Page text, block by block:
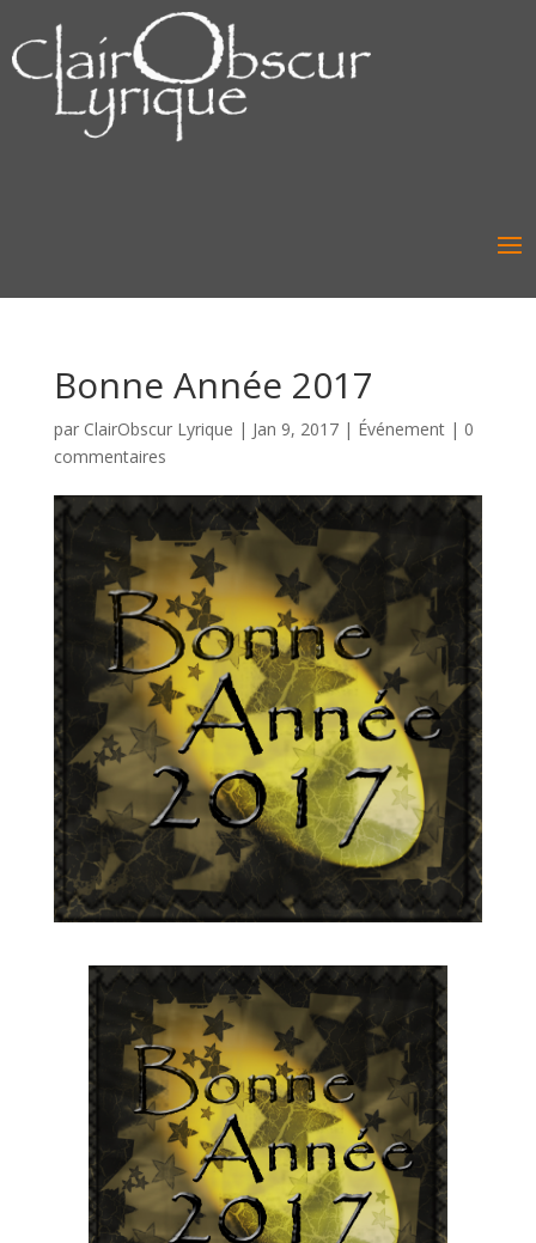
Bonne Année 2017
par ClairObscur Lyrique | Jan 9, 2017| Événement| 0
commentaires